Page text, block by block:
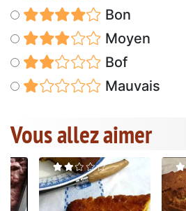
Bon
Moyen
Bof
Mauvais
Vous allez aimer